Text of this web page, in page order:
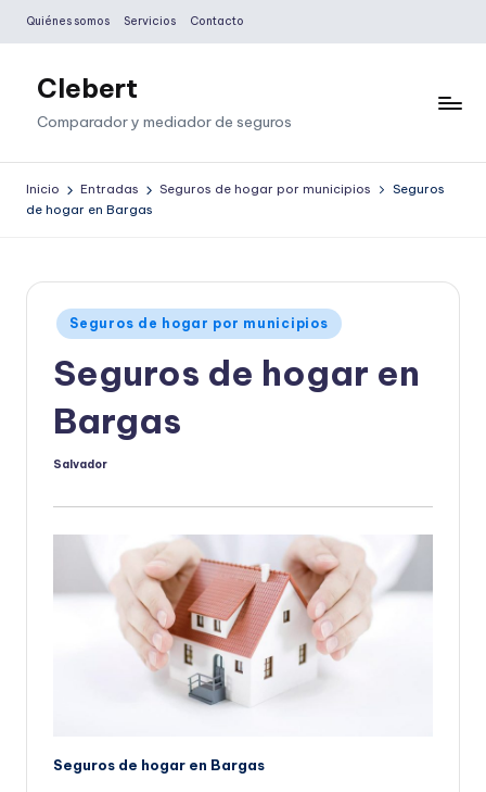
Saltar
contenido
Quiénes somos Servicios Contacto
Clebert
Comparador y mediador de seguros
Inicio Entradas Seguros de hogar por municipios
Seguros
de hogar en Bargas
Publicado
en
Seguros de hogar por municipios
Seguros de hogar en
Bargas
Publicado
Salvador
Seguros de hogar en Bargas